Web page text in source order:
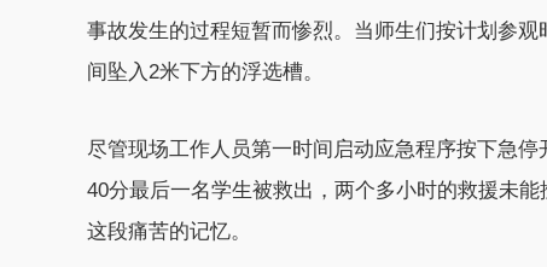
事故发生的过程短暂而惨烈。当师生们按计划参
间坠入2米下方的浮选槽。
尽管现场工作人员第一时间启动应急程序按下急
40分最后一名学生被救出，两个多小时的救援未
这段痛苦的记忆。